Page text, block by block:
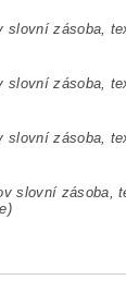
slovní zásoba,
slovní zásoba,
slovní zásoba,
slovní zásoba,